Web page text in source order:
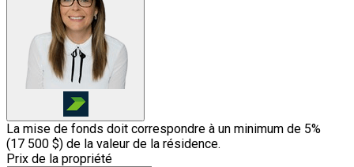
La mise de fonds doit correspondre à un minimum de 5%
(17 500 $) de la valeur de la résidence.
Prix de la propriété